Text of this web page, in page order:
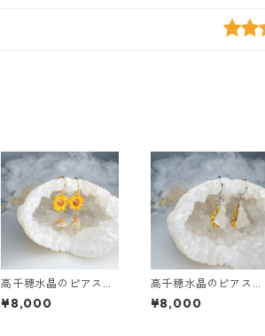
高千穂水晶のピアス
【ひまわり】
¥8,000
高千穂水晶のピアス
【ひまわり】
¥8,000